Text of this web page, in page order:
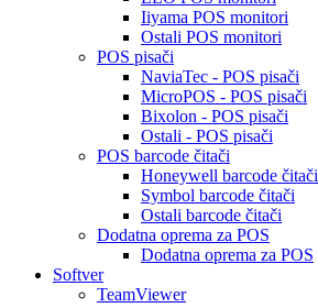
Iiyama POS monitori
Ostali POS monitori
POS pisači
NaviaTec - POS pisači
MicroPOS - POS pisači
Bixolon - POS pisači
Ostali - POS pisači
POS barcode čitači
Honeywell barcode čitači
Symbol barcode čitači
Ostali barcode čitači
Dodatna oprema za POS
Dodatna oprema za POS
Softver
TeamViewer